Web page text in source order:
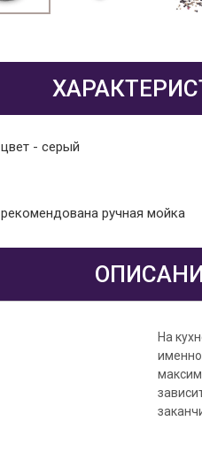
цвет - серый
рекомендована ручная мойка
На